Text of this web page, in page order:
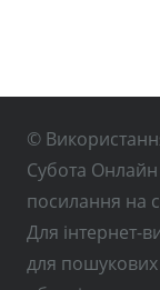
©
Субота
посилання на
Для інтернет-
для